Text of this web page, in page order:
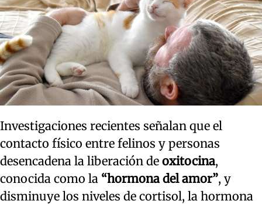
Investigaciones recientes señalan que el
contacto físico entre felinos y personas
desencadena la liberación de oxitocina,
conocida como la “hormona del amor”, y
disminuye los niveles de cortisol, la hormona